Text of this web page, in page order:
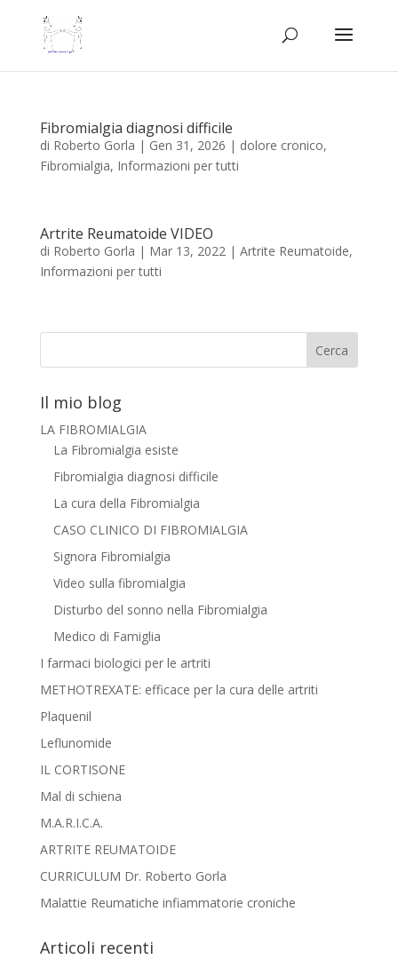
Fibromialgia diagnosi difficile
di Roberto Gorla | Gen 31, 2026 | dolore cronico,
Fibromialgia, Informazioni per tutti
Artrite Reumatoide VIDEO
di Roberto Gorla | Mar 13, 2022| Artrite Reumatoide,
Informazioni per tutti
Il mio blog
LA FIBROMIALGIA
La Fibromialgia esiste
Fibromialgia diagnosi difficile
La cura della Fibromialgia
CASO CLINICO DI FIBROMIALGIA
Signora Fibromialgia
Video sulla fibromialgia
Disturbo del sonno nella Fibromialgia
Medico di Famiglia
I farmaci biologici per le artriti
METHOTREXATE: efficace per la cura delle artriti
Plaquenil
Leflunomide
IL CORTISONE
Mal di schiena
M.A.R.I.C.A.
ARTRITE REUMATOIDE
CURRICULUM Dr. Roberto Gorla
Malattie Reumatiche infiammatorie croniche
Articoli recenti